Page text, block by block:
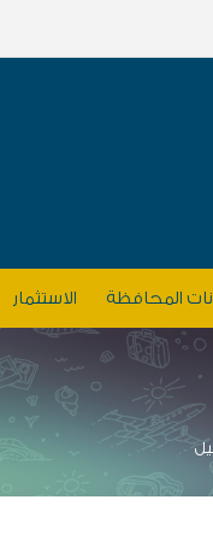
المحافظة الاستثمار